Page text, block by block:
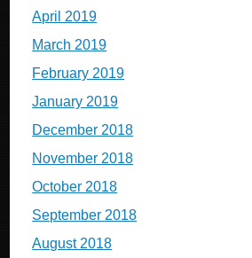
April 2019
March 2019
February 2019
January 2019
December 2018
November 2018
October 2018
September 2018
August 2018